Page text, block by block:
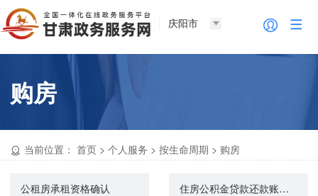
庆阳市
购房
当前位置： 首页 >个人服务 >按生命周期 > 购房
公租房承租资格确认 住房公积金贷款还款账户变更